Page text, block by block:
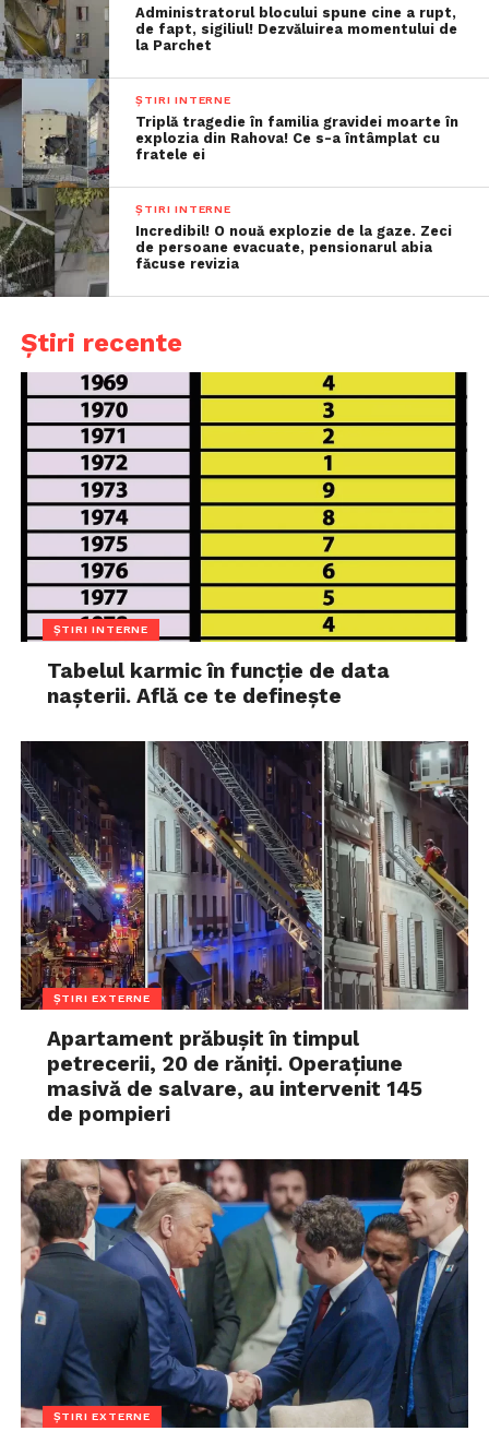
Administratorul blocului spune cine a rupt,
de fapt, sigiliul! Dezvăluirea momentului de
la Parchet
ȘTIRI INTERNE
Triplă tragedie în familia gravidei moarte în
explozia din Rahova! Ce s-a întâmplat cu
fratele ei
ȘTIRI INTERNE
Incredibil! O nouă explozie de la gaze. Zeci
de persoane evacuate, pensionarul abia
făcuse revizia
Știri recente
ȘTIRI INTERNE
Tabelul karmic în funcție de data
nașterii. Află ce te definește
ȘTIRI EXTERNE
Apartament prăbușit în timpul
petrecerii, 20 de răniți. Operațiune
masivă de salvare, au intervenit 145
de pompieri
ȘTIRI EXTERNE